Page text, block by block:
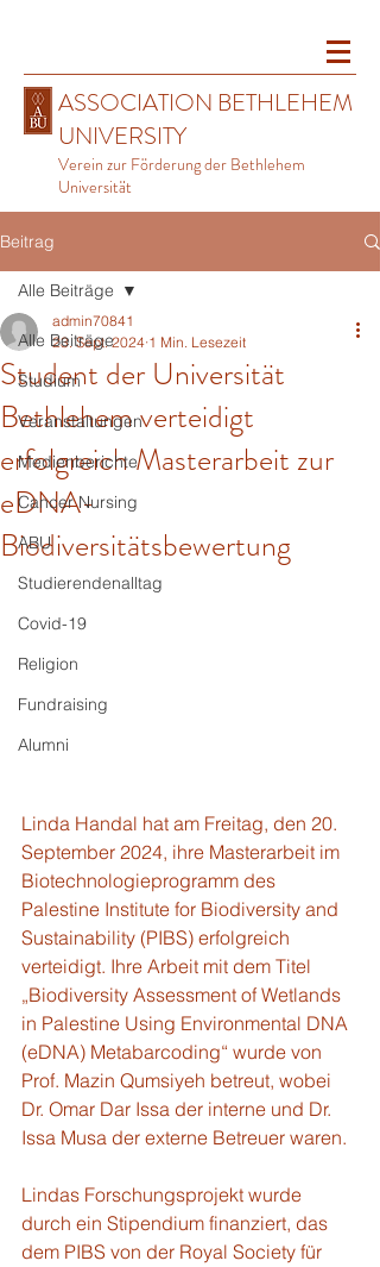
ASSOCIATION BETHLEHEM
UNIVERSITY
Verein zur Förderung der Bethlehem
Universität
Beitrag
Alle Beiträge
Studium
Veranstaltungen
Medienberichte
Cancer Nursing
ABU
Studierendenalltag
Covid-19
Religion
Fundraising
Alumni
Alle Beiträge
Student der Universität
Bethlehem verteidigt
erfolgreich Masterarbeit zur
eDNA-
Biodiversitätsbewertung
admin70841
23. Sept. 2024 1 Min. Lesezeit
Linda Handal hat am Freitag, den 20.
September 2024, ihre Masterarbeit im
Biotechnologieprogramm des
Palestine Institute for Biodiversity and
Sustainability (PIBS) erfolgreich
verteidigt. Ihre Arbeit mit dem Titel
„Biodiversity Assessment of Wetlands
in Palestine Using Environmental DNA
(eDNA) Metabarcoding“ wurde von
Prof. Mazin Qumsiyeh betreut, wobei
Dr. Omar Dar Issa der interne und Dr.
Issa Musa der externe Betreuer waren.
Lindas Forschungsprojekt wurde
durch ein Stipendium finanziert, das
dem PIBS von der Royal Society für